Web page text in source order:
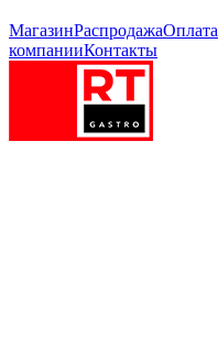
МагазинРаспродажаОплата
компанииКонтакты